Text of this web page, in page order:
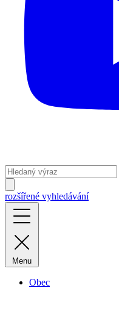
rozšířené vyhledávání
Menu
Obec